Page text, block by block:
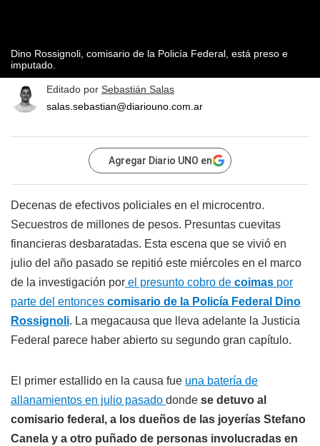
Dino Rossignoli, comisario de la Policía Federal, está preso e
imputado.
Editado por Sebastián Salas
salas.sebastian@diariouno.com.ar
Agregar Diario UNO en
Decenas de efectivos policiales en el microcentro.
Secuestros de millones de pesos. Presuntas cuevitas
financieras desbaratadas. Esta escena que se vivió en
julio del año pasado se repitió este miércoles en el marco
de la investigación por el presunto cobro de coimas por
parte del entonces comisario de la Policía Federal Dino
Rossignoli. La megacausa que lleva adelante la Justicia
Federal parece haber abierto su segundo gran capítulo.
El primer estallido en la causa fue una batería de
allanamientos en julio pasado donde se detuvo al
comisario federal, a los dueños de las joyerías Stefano
Canela y a otro puñado de personas involucradas en